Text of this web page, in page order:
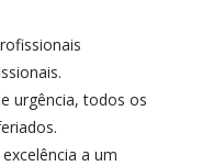
urgência, todos os
a um